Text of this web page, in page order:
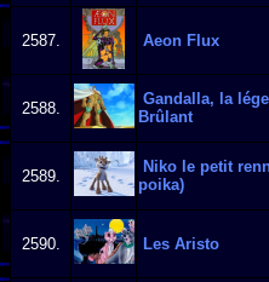
2587. Aeon Flux
2588.
Gandalla, la
Brûlant
2589.
Niko le petit
poika)
2590. Les Aristo